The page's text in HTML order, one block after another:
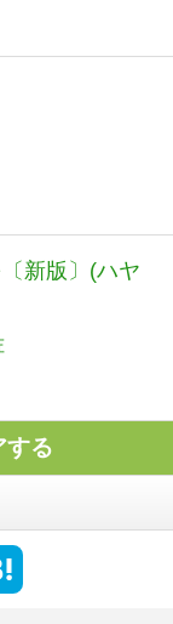
新版〕(ハヤ
する